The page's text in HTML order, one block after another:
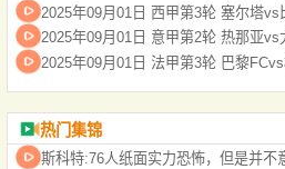
2025年09月01日 西甲第3轮 塞尔塔
2025年09月01日 意甲第2轮 热那亚vs
2025年09月01日 法甲第3轮 巴黎
热门集锦
斯科特:76人纸面实力恐怖，但是并不